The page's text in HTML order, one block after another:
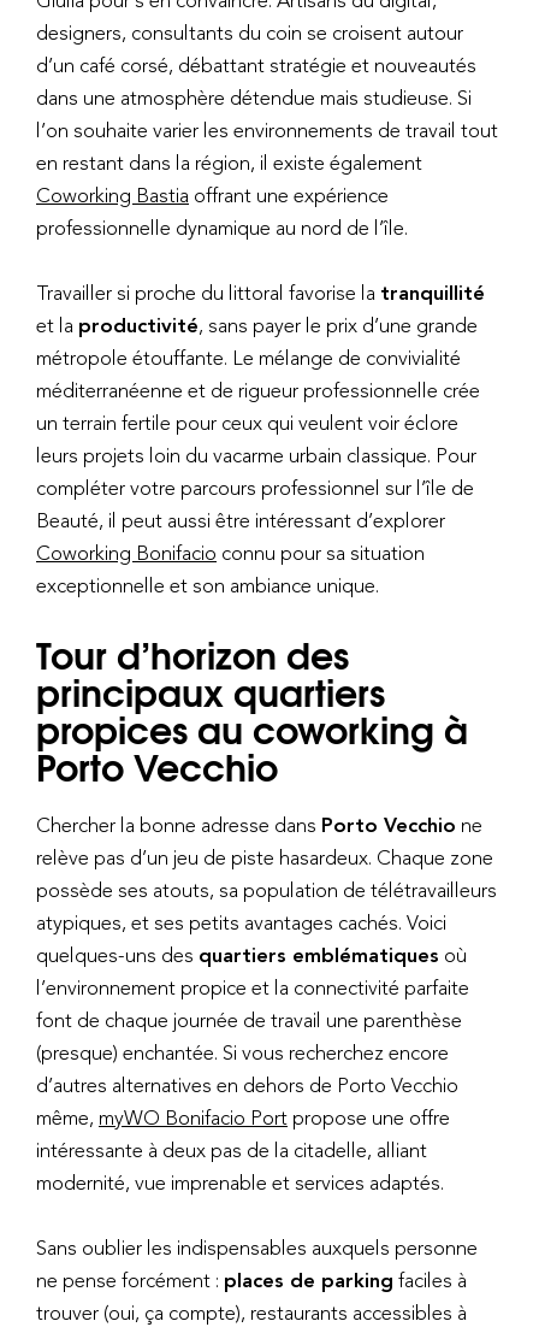
designers, consultants du coin se croisent autour
d’un café corsé, débattant stratégie et nouveautés
dans une atmosphère détendue mais studieuse. Si
l’on souhaite varier les environnements de travail tout
en restant dans la région, il existe également
Coworking Bastia offrant une expérience
professionnelle dynamique au nord de l’île.
Travailler si proche du littoral favorise la tranquillité
et la productivité, sans payer le prix d’une grande
métropole étouffante. Le mélange de convivialité
méditerranéenne et de rigueur professionnelle crée
un terrain fertile pour ceux qui veulent voir éclore
leurs projets loin du vacarme urbain classique. Pour
compléter votre parcours professionnel sur l’île de
Beauté, il peut aussi être intéressant d’explorer
Coworking Bonifacio connu pour sa situation
exceptionnelle et son ambiance unique.
Tour d’horizon des
principaux quartiers
propices au coworking à
Porto Vecchio
Chercher la bonne adresse dans Porto Vecchio ne
relève pas d’un jeu de piste hasardeux. Chaque zone
possède ses atouts, sa population de télétravailleurs
atypiques, et ses petits avantages cachés. Voici
quelques-uns des quartiers emblématiques où
l’environnement propice et la connectivité parfaite
font de chaque journée de travail une parenthèse
(presque) enchantée. Si vous recherchez encore
d’autres alternatives en dehors de Porto Vecchio
même, myWO Bonifacio Port propose une offre
intéressante à deux pas de la citadelle, alliant
modernité, vue imprenable et services adaptés.
Sans oublier les indispensables auxquels personne
ne pense forcément : places de parking faciles à
trouver (oui, ça compte), restaurants accessibles à